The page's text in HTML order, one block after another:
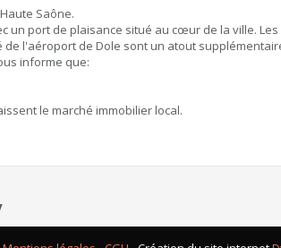
Saône.
un port de plaisance situé au cœur de la ville.
l'aéroport de Dole sont un atout
informe que:
le marché immobilier local.